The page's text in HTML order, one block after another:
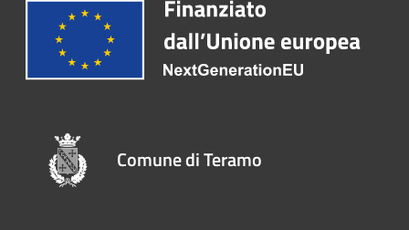
Comune di Teramo